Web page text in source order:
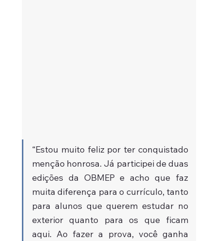
“Estou muito feliz por ter conquistado
menção honrosa. Já participei de duas
edições da OBMEP e acho que faz
muita diferença para o currículo, tanto
para alunos que querem estudar no
exterior quanto para os que ficam
aqui. Ao fazer a prova, você ganha